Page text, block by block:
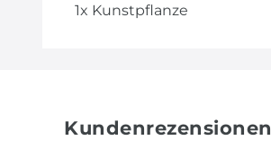
1x Kunstpflanze
Kundenrezensionen